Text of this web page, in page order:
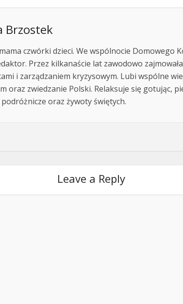
Brzostek
czwórki dzieci. We wspólnocie Domowego
Przez kilkanaście lat zawodowo
i zarządzaniem kryzysowym. Lubi wspólne
oraz zwiedzanie Polski. Relaksuje się gotując,
oraz żywoty świętych.
Leave a Reply